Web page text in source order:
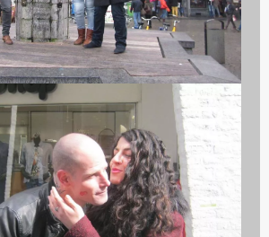
mannen
626 uitjes